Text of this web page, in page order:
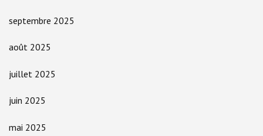
septembre 2025
août 2025
juillet 2025
juin 2025
mai 2025